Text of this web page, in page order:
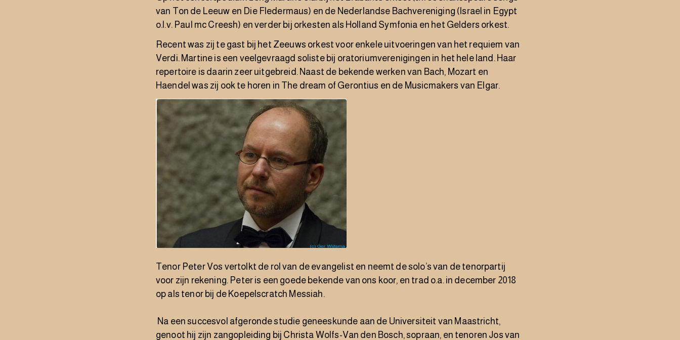
van Ton de Leeuw en Die Fledermaus) en de Nederlandse Bachvereniging (Israel in Egypt
o.l.v. Paul mc Creesh) en verder bij orkesten als Holland Symfonia en het Gelders orkest.
Recent was zij te gast bij het Zeeuws orkest voor enkele uitvoeringen van het requiem van
Verdi. Martine is een veelgevraagd soliste bij oratoriumverenigingen in het hele land. Haar
repertoire is daarin zeer uitgebreid. Naast de bekende werken van Bach, Mozart en
Haendel was zij ook te horen in The dream of Gerontius en de Musicmakers van Elgar.
Tenor Peter Vos vertolkt de rol van de evangelist en neemt de solo’s van de tenorpartij
voor zijn rekening. Peter is een goede bekende van ons koor, en trad o.a. in december 2018
op als tenor bij de Koepelscratch Messiah.
Na een succesvol afgeronde studie geneeskunde aan de Universiteit van Maastricht,
genoot hij zijn zangopleiding bij Christa Wolfs-Van den Bosch, sopraan, en tenoren Jos van